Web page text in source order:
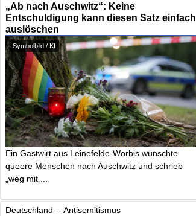
„Ab nach Auschwitz“: Keine
Entschuldigung kann diesen Satz einfach
auslöschen
Symbolbild / KI
Ein Gastwirt aus Leinefelde-Worbis wünschte
queere Menschen nach Auschwitz und schrieb
„weg mit ...
Deutschland -- Antisemitismus